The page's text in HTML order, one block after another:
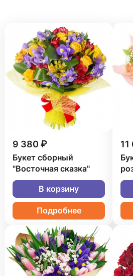
9 380 ₽
Букет сборный
"Восточная сказка"
В корзину
Подробнее